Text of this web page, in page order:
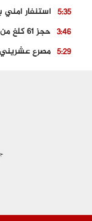
5:35
3:46 حجز 61 كلغ من الكوكايين و توقيف شخصين بالكركرات
5:29 مصرع